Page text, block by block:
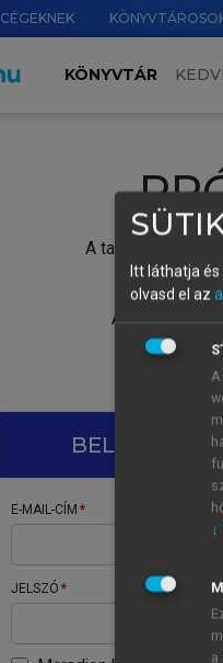
CÉGEKNEK
KÖNYVTÁR
A tartalom
A
BELÉPÉS
E-MAIL-CÍM
JELSZÓ
Itt láthatja
olvasd el az
↓
a